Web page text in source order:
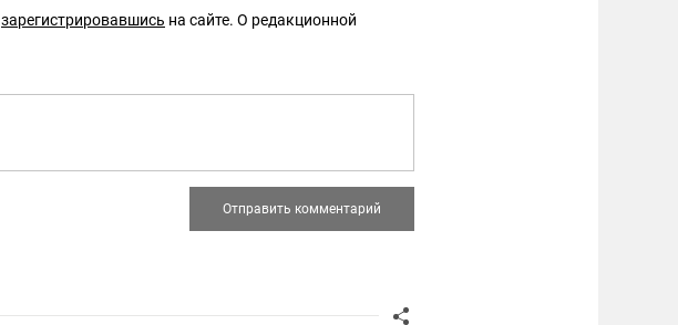
зарегистрировавшись на сайте. О редакционной